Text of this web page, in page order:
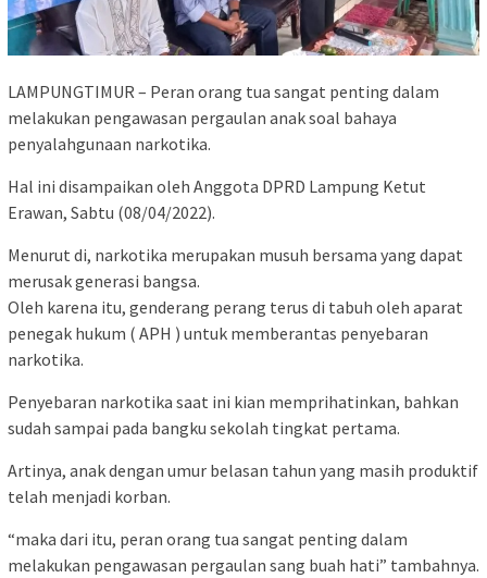
LAMPUNGTIMUR – Peran orang tua sangat penting dalam
melakukan pengawasan pergaulan anak soal bahaya
penyalahgunaan narkotika.
Hal ini disampaikan oleh Anggota DPRD Lampung Ketut
Erawan, Sabtu (08/04/2022).
Menurut di, narkotika merupakan musuh bersama yang dapat
merusak generasi bangsa.
Oleh karena itu, genderang perang terus di tabuh oleh aparat
penegak hukum ( APH ) untuk memberantas penyebaran
narkotika.
Penyebaran narkotika saat ini kian memprihatinkan, bahkan
sudah sampai pada bangku sekolah tingkat pertama.
Artinya, anak dengan umur belasan tahun yang masih produktif
telah menjadi korban.
“maka dari itu, peran orang tua sangat penting dalam
melakukan pengawasan pergaulan sang buah hati” tambahnya.